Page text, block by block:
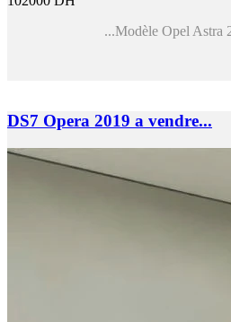
Modèle Opel Astra
DS7 Opera 2019 a vendre...